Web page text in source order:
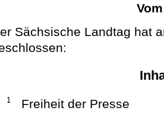
Sächsische Landtag hat
1 Freiheit der Presse